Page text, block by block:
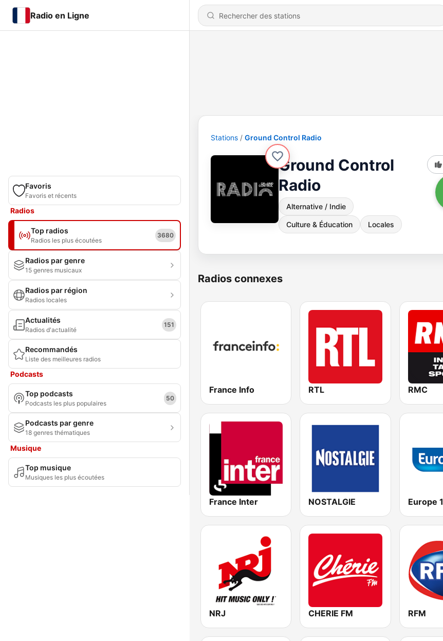
Radio en Ligne
Favoris
Favoris et récents
Radios
Top radios
Radios les plus écoutées
3680
Radios par genre
15 genres musicaux
Radios par région
Radios locales
Actualités
Radios d'actualité
151
Recommandés
Liste des meilleures radios
Podcasts
Top podcasts
Podcasts les plus populaires
50
Podcasts par genre
18 genres thématiques
Musique
Top musique
Musiques les plus écoutées
Stations Ground Control Radio
Ground Control
Radio
Alternative / Indie
Culture & Éducation Locales
Radios connexes
France Info RTL RMC
France Inter NOSTALGIE Europe 1
NRJ CHERIE FM RFM